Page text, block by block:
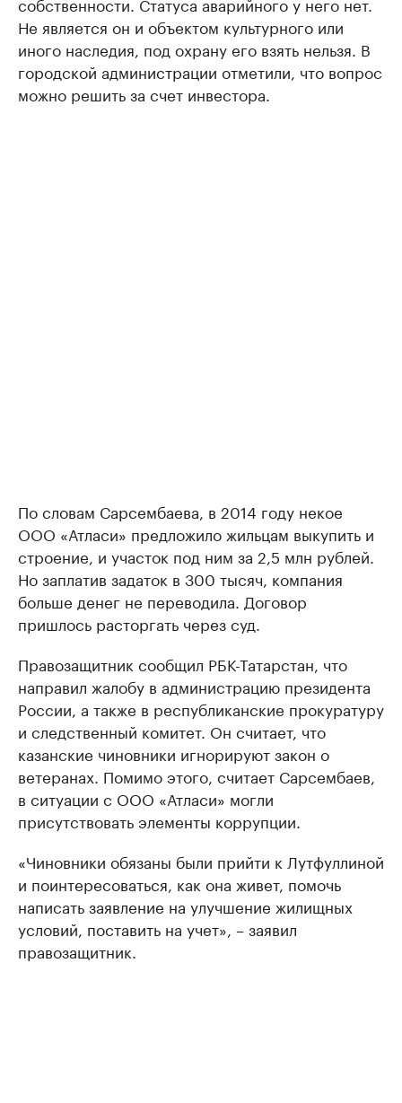
Не является он и объектом культурного или
иного наследия, под охрану его взять нельзя. В
городской администрации отметили, что вопрос
можно решить за счет инвестора.
По словам Сарсембаева, в 2014 году некое
ООО «Атласи» предложило жильцам выкупить и
строение, и участок под ним за 2,5 млн рублей.
Но заплатив задаток в 300 тысяч, компания
больше денег не переводила. Договор
пришлось расторгать через суд.
Правозащитник сообщил РБК-Татарстан, что
направил жалобу в администрацию президента
России, а также в республиканские прокуратуру
и следственный комитет. Он считает, что
казанские чиновники игнорируют закон о
ветеранах. Помимо этого, считает Сарсембаев,
в ситуации с ООО «Атласи» могли
присутствовать элементы коррупции.
«Чиновники обязаны были прийти к Лутфуллиной
и поинтересоваться, как она живет, помочь
написать заявление на улучшение жилищных
условий, поставить на учет», – заявил
правозащитник.